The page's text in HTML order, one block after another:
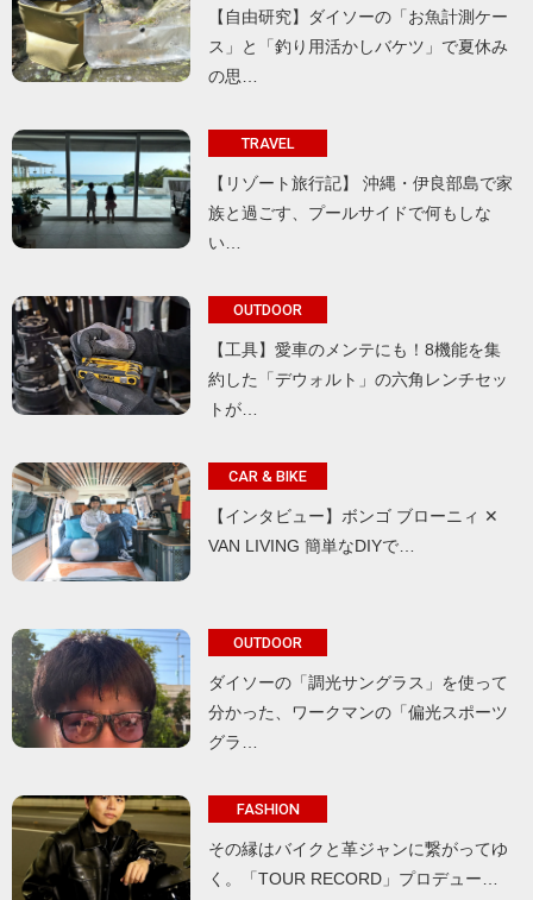
【自由研究】ダイソーの「お魚計測ケー
ス」と「釣り用活かしバケツ」で夏休み
の思…
TRAVEL
【リゾート旅行記】 沖縄・伊良部島で家
族と過ごす、プールサイドで何もしな
い…
OUTDOOR
【工具】愛車のメンテにも！8機能を集
約した「デウォルト」の六角レンチセッ
トが…
CAR & BIKE
【インタビュー】ボンゴ ブローニィ ✕
VAN LIVING 簡単なDIYで…
OUTDOOR
ダイソーの「調光サングラス」を使って
分かった、ワークマンの「偏光スポーツ
グラ…
FASHION
その縁はバイクと革ジャンに繋がってゆ
く。「TOUR RECORD」プロデュー…